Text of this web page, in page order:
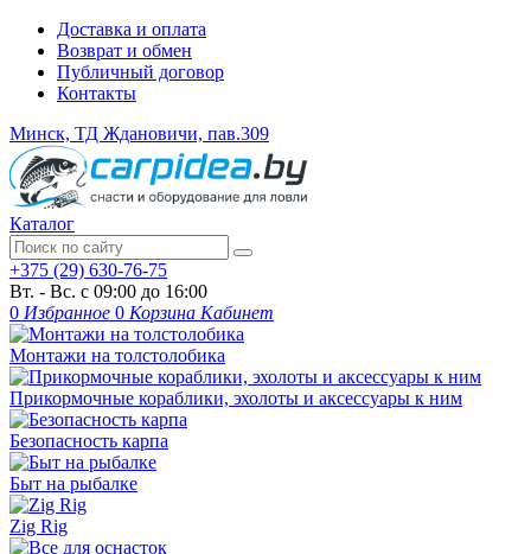
Доставка и оплата
Возврат и обмен
Публичный договор
Контакты
Минск, ТД Ждановичи, пав.309
Каталог
+375 (29) 630-76-75
Вт. - Вс. с 09:00 до 16:00
0 Избранное 0 Корзина Кабинет
Монтажи на толстолобика
Прикормочные кораблики, эхолоты и аксессуары к ним
Безопасность карпа
Быт на рыбалке
Zig Rig